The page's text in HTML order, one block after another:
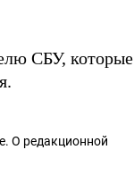
СБУ, которые
О редакционной